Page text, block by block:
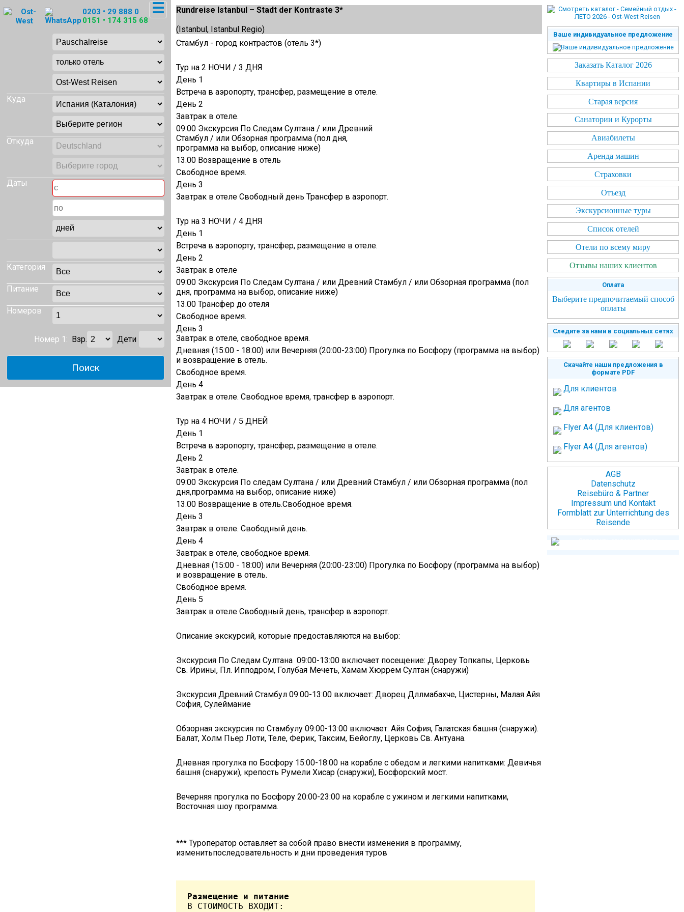
0203 • 29 888 0
0151 • 174 315 68
☰
Куда
Откуда
Даты
Категория
Питание
Номеров
Номер 1: Взр. Дети
Rundreise Istanbul – Stadt der Kontraste 3*
(Istanbul, Istanbul Regio)
Стамбул - город контрастов (отель 3*)
Тур на 2 НОЧИ / 3 ДНЯ
День 1
Встреча в аэропорту, трансфер, размещение в отеле.
День 2
Завтрак в отеле.
09:00 Экскурсия По Следам Султана / или Древний
Стамбул / или Обзорная программа (пол дня,
программа на выбор, описание ниже)
13.00 Возвращение в отель
Свободное время.
День 3
Завтрак в отеле Свободный день Трансфер в аэропорт.
Тур на 3 НОЧИ / 4 ДНЯ
День 1
Встреча в аэропорту, трансфер, размещение в отеле.
День 2
Завтрак в отеле
09:00 Экскурсия По Следам Султана / или Древний Стамбул / или Обзорная программа (пол
дня, программа на выбор, описание ниже)
13.00 Трансфер до отеля
Свободное время.
День 3
Завтрак в отеле, свободное время.
Дневная (15:00 - 18:00) или Вечерняя (20:00-23:00) Прогулка по Босфору (программа на выбор)
и возвращение в отель.
Свободное время.
День 4
Завтрак в отеле. Свободное время, трансфер в аэропорт.
Тур на 4 НОЧИ / 5 ДНЕЙ
День 1
Встреча в аэропорту, трансфер, размещение в отеле.
День 2
Завтрак в отеле.
09:00 Экскурсия По следам Султана / или Древний Стамбул / или Обзорная программа (пол
дня,программа на выбор, описание ниже)
13.00 Возвращение в отель.Свободное время.
День 3
Завтрак в отеле. Свободный день.
День 4
Завтрак в отеле, свободное время.
Дневная (15:00 - 18:00) или Вечерняя (20:00-23:00) Прогулка по Босфору (программа на выбор)
и возвращение в отель.
Свободное время.
День 5
Завтрак в отеле Свободный день, трансфер в аэропорт.
Описание экскурсий, которые предоставляются на выбор:
Экскурсия По Следам Султана 09:00-13:00 включает посещение: Двореу Топкапы, Церковь
Св. Ирины, Пл. Ипподром, Голубая Мечеть, Хамам Хюррем Султан (снаружи)
Экскурсия Древний Стамбул 09:00-13:00 включает: Дворец Дллмабахче, Цистерны, Малая Айя
София, Сулеймание
Обзорная экскурсия по Стамбулу 09:00-13:00 включает: Айя София, Галатская башня (снаружи).
Балат, Холм Пьер Лоти, Теле, Ферик, Таксим, Бейоглу, Церковь Св. Антуана.
Дневная прогулка по Босфору 15:00-18:00 на корабле с обедом и легкими напитками: Девичья
башня (снаружи), крепость Румели Хисар (снаружи), Босфорский мост.
Вечерняя прогулка по Босфору 20:00-23:00 на корабле с ужином и легкими напитками,
Восточная шоу программа.
*** Туроператор оставляет за собой право внести изменения в программу,
изменитьпоследовательность и дни проведения туров
Размещение и питание
В СТОИМОСТЬ ВХОДИТ:
Ваше индивидуальное предложение
Заказать Каталог 2026
Квартиры в Испании
Старая версия
Санатории и Курорты
Авиабилеты
Аренда машин
Страховки
Отъезд
Экскурсионные туры
Список отелей
Отели по всему миру
Отзывы наших клиентов
Оплата
Выберите предпочитаемый способ
оплаты
Следите за нами в социальных сетях
Скачайте наши предложения в
формате PDF
Для клиентов
Для агентов
Flyer A4 (Для клиентов)
Flyer A4 (Для агентов)
AGB
Datenschutz
Reisebüro & Partner
Impressum und Kontakt
Formblatt zur Unterrichtung des
Reisende